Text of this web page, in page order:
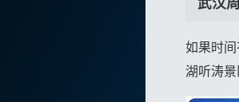
武汉
如果时
湖听涛